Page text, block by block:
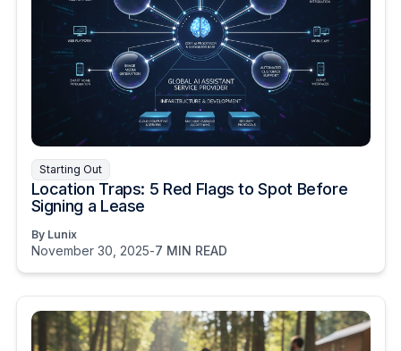
Starting Out
Location Traps: 5 Red Flags to Spot Before
Signing a Lease
By Lunix
November 30, 2025-7 MIN READ